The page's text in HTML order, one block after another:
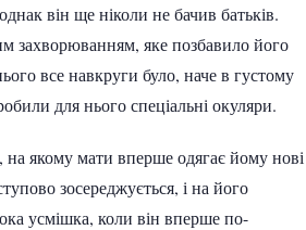
він ще ніколи не бачив батьків.
захворюванням, яке позбавило його
все навкруги було, наче в густому
для нього спеціальні окуляри.
на якому мати вперше одягає йому нові
зосереджується, і на його
усмішка, коли він вперше по-